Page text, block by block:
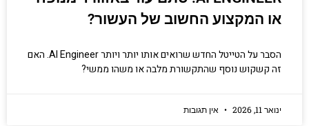
או המקצוע החשוב של העשור?
הסבר על הטייטל החדש שרואים אותו יותר ויותר AI Engineer. האם
זה קשקוש נוסף שהתקשורת מלבה או משהו ממשי?
ינואר 11, 2026 אין תגובות